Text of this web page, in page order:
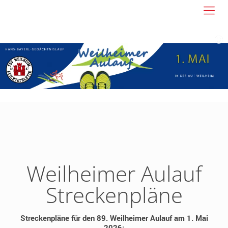
Weilheimer Aulauf
Streckenpläne
Streckenpläne für den 89. Weilheimer Aulauf am 1. Mai